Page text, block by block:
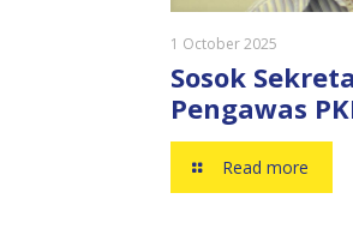
1 October 2025
Sosok
Pengawas
Read more